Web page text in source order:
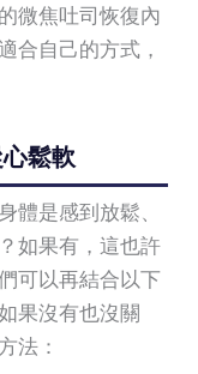
微焦吐司恢復內
合自己的方式，
鬆軟
體是感到放鬆、
如果有，這也許
可以再結合以下
果沒有也沒關
法：